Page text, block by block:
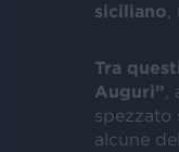
siciliano
Tra
Auguri”
spezzato
alcune